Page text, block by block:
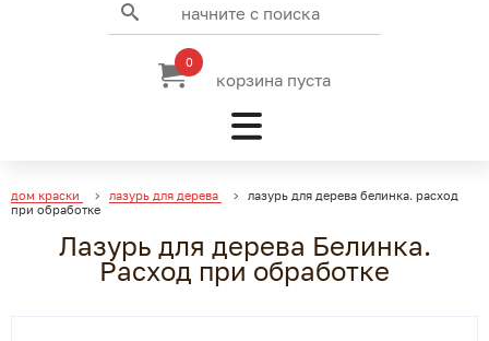
0
корзина пуста
дом краски лазурь для дерева
лазурь для дерева белинка. расход
при обработке
Лазурь для дерева Белинка.
Расход при обработке